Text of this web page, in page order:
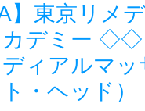
掲載のお問
サイトマッ
】東京リメ
カデミー ◇◇
ディアルマ
・ヘッド）